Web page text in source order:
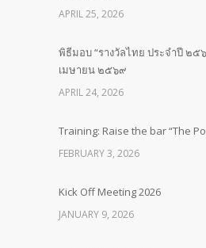
APRIL 25, 2026
พิธีมอบ “รางวัลไทย ประจำปี ๒๕
เมษายน ๒๕๖๙
APRIL 24, 2026
Training: Raise the bar “The
FEBRUARY 3, 2026
Kick Off Meeting 2026
JANUARY 9, 2026